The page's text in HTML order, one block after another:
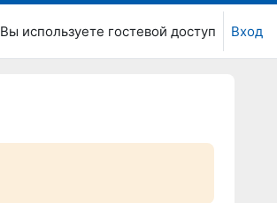
Вы используете гостевой доступ Вход